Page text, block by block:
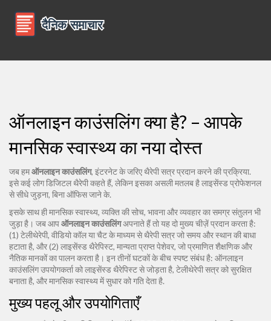
ऑनलाइन काउंसलिंग क्या है? – आपके
मानसिक स्वास्थ्य का नया दोस्त
जब हमऑनलाइन काउंसलिंग, इंटरनेट के जरिए थैरेपी सत्र प्रदान करने की प्रक्रिया.
इसे कई लोगडिजिटल थैरेपीकहते हैं, लेकिन इसका असली मतलब है लाइसेंस्ड प्रोफेशनल
से सीधे जुड़ना, बिना ऑफिस जाने के.
इसके साथ हीमानसिक स्वास्थ्य, व्यक्ति की सोच, भावना और व्यवहार का समग्र संतुलनभी
जुड़ा है। जब आपऑनलाइन काउंसलिंगअपनाते हैं तो यह दो मुख्य चीज़ें प्रदान करता है:
(1) टेलीथेरेपी, वीडियो कॉल या चैट के माध्यम से थैरेपी सत्रजो समय और स्थान की बाधा
हटाता है, और (2) लाइसेंस्ड थैरेपिस्ट, मान्यता प्राप्त पेशेवर, जो प्रमाणित शैक्षणिक और
नैतिक मानकों का पालन करता है । इन तीनों घटकों के बीच स्पष्ट संबंध है: ऑनलाइन
काउंसलिंग उपयोगकर्ता को लाइसेंस्ड थैरेपिस्ट से जोड़ता है, टेलीथेरेपी सत्र को सुरक्षित
बनाता है, और मानसिक स्वास्थ्य में सुधार को गति देता है.
मुख्य पहलू और उपयोगिताएँ